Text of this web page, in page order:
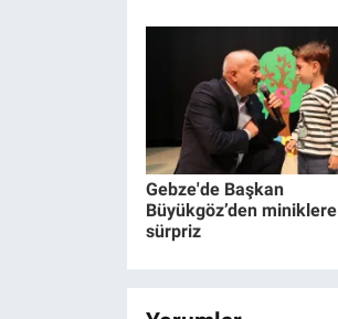
Gebze'de Başkan
Büyükgöz’den miniklere
sürpriz